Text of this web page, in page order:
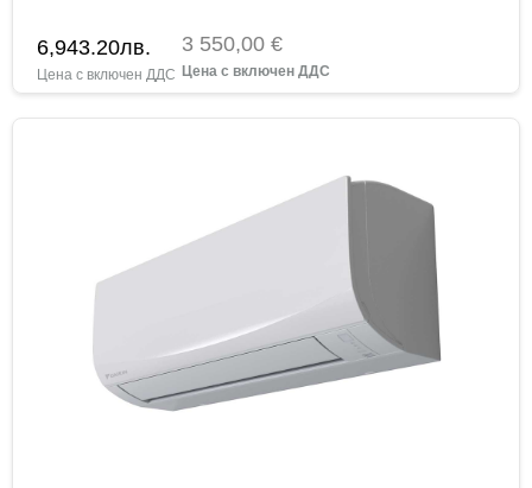
6,943.20лв. 3 550,00 €